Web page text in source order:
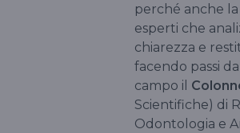
perché anche
esperti che
chiarezza e
facendo passi
campo il
Scientifiche) di
Odontologia e